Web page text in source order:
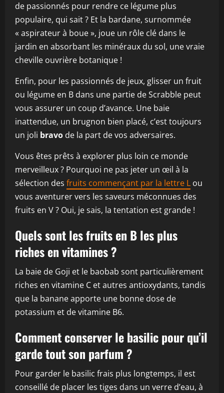
de passionnés pour rendre ce légume plus
populaire, qui sait ? Et la bardane, surnommée
« aspirateur à boue », joue un rôle clé dans le
jardin en absorbant les minéraux du sol, une vraie
cheville ouvrière botanique !
Enfin, pour les passionnés de jeux, glisser un fruit
ou légume en B dans une partie de Scrabble peut
vous assurer un coup d’avance. Une baie
inattendue, un brugnon bien placé, c’est toujours
un joli bravo de la part de vos adversaires.
Vous êtes prêts à explorer plus loin ce monde
merveilleux ? Pourquoi ne pas jeter un œil à la
sélection des fruits commençant par la lettre L ou
vous aventurer vers les saveurs méconnues des
fruits en V ? Oui, je sais, la tentation est grande !
Quels sont les fruits en B les plus
riches en vitamines ?
La baie de Goji et le baobab sont particulièrement
riches en vitamine C et autres antioxydants, tandis
que la banane apporte une bonne dose de
potassium et de vitamine B6.
Comment conserver le basilic pour qu’il
garde tout son parfum ?
Pour garder le basilic frais plus longtemps, il est
conseillé de placer les tiges dans un verre d’eau, à